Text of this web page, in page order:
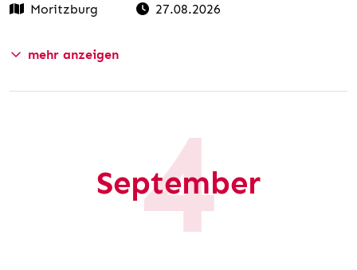
Moritzburg 27.08.2026
mehr anzeigen
meissen.de/beitraege/kindereinrichtungen-kita-
kleiner-moritz/
4
September